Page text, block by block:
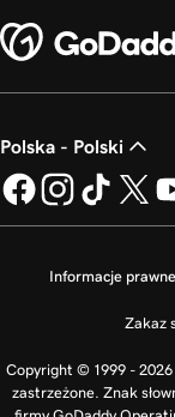
Polska - Polski
Informacje prawne
Zakaz
Copyright © 1999 -
zastrzeżone. Znak